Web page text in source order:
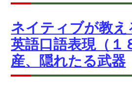
ネイティブが教え
英語口語表現（１
産、隠れたる武器